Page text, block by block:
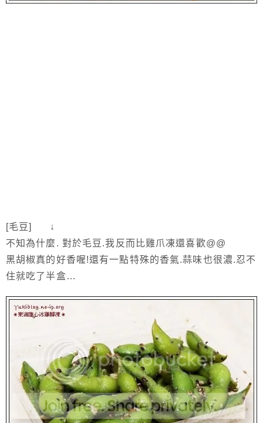
[毛豆] ↓
不知為什麼. 對於毛豆.我反而比雞爪凍還喜歡@@
黑胡椒真的好香喔!還有一點特殊的香氣.蒜味也很濃.忍不
住就吃了半盒…